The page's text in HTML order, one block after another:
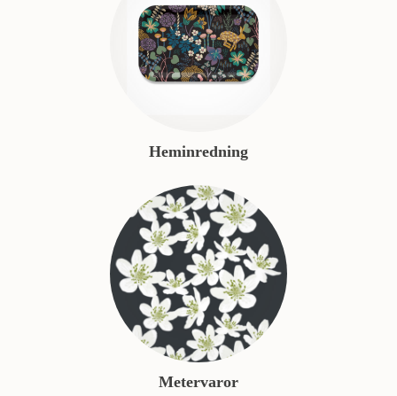
Heminredning
Metervaror